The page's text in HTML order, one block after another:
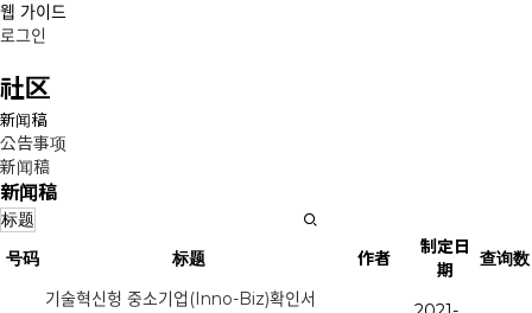
웹 가이드
로그인
社区
新闻稿
公告事项
新闻稿
新闻稿
号码 标题 作者
制定日
期
查询数
기술혁신헝 중소기업(Inno-Biz)확인서